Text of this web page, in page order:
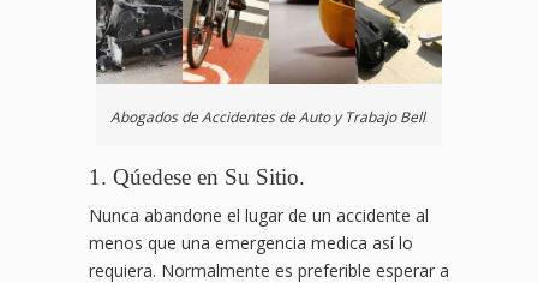
Abogados de Accidentes de Auto y Trabajo Bell
1. Qúedese en Su Sitio.
Nunca abandone el lugar de un accidente al
menos que una emergencia medica así lo
requiera. Normalmente es preferible esperar a